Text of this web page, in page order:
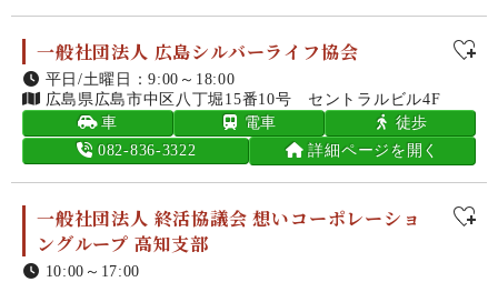
一般社団法人 広島シルバーライフ協会
平日/土曜日：9:00～18:00
広島県広島市中区八丁堀15番10号 セントラルビル4F
車
電車
徒歩
082-836-3322
詳細ページを開く
一般社団法人 終活協議会 想いコーポレーショ
ングループ 高知支部
10:00～17:00